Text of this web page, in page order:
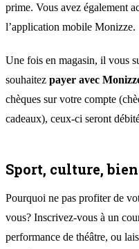
prime. Vous avez également
l’application mobile Monizze.
Une fois en magasin, il vous
souhaitez payer avec
chèques sur votre compte
cadeaux), ceux-ci seront
Sport, culture,
Pourquoi ne pas profiter de
vous? Inscrivez-vous à un
performance de théâtre, ou